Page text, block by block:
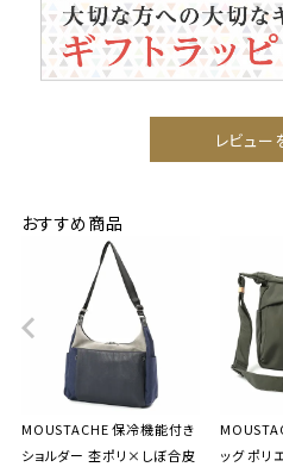
レビュー
おすすめ商品
MOUSTACHE 保冷機能付き
ショルダー 杢ポリ×しぼ合皮
ッグ ポリ